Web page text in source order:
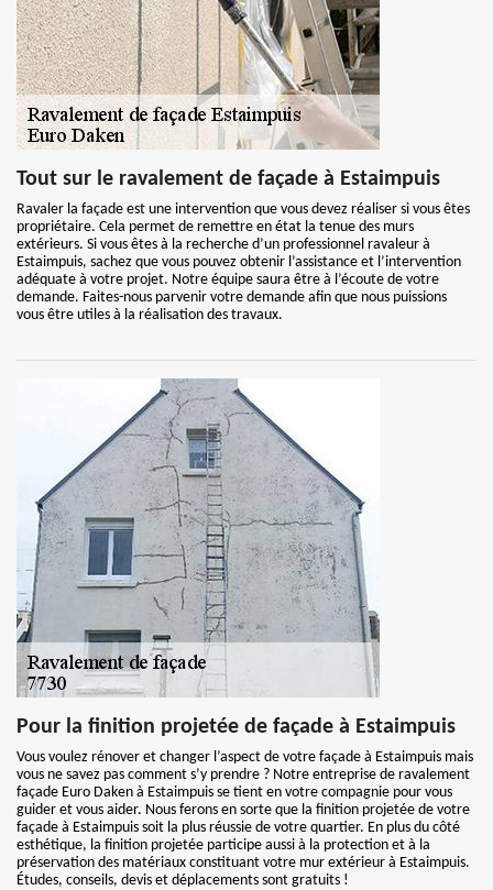
Tout sur le ravalement de façade à Estaimpuis
Ravaler la façade est une intervention que vous devez réaliser si vous êtes
propriétaire. Cela permet de remettre en état la tenue des murs
extérieurs. Si vous êtes à la recherche d’un professionnel ravaleur à
Estaimpuis, sachez que vous pouvez obtenir l’assistance et l’intervention
adéquate à votre projet. Notre équipe saura être à l’écoute de votre
demande. Faites-nous parvenir votre demande afin que nous puissions
vous être utiles à la réalisation des travaux.
Pour la finition projetée de façade à Estaimpuis
Vous voulez rénover et changer l’aspect de votre façade à Estaimpuis mais
vous ne savez pas comment s’y prendre ? Notre entreprise de ravalement
façade Euro Daken à Estaimpuis se tient en votre compagnie pour vous
guider et vous aider. Nous ferons en sorte que la finition projetée de votre
façade à Estaimpuis soit la plus réussie de votre quartier. En plus du côté
esthétique, la finition projetée participe aussi à la protection et à la
préservation des matériaux constituant votre mur extérieur à Estaimpuis.
Études, conseils, devis et déplacements sont gratuits !